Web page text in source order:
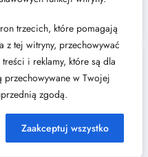
trzecich, które pomagają
z tej witryny, przechowywać
i reklamy, które są dla
w Twojej
zgodą.
Zaakceptuj wszystko
w projektowaniu.
poszukiwanie harmonii w świecie